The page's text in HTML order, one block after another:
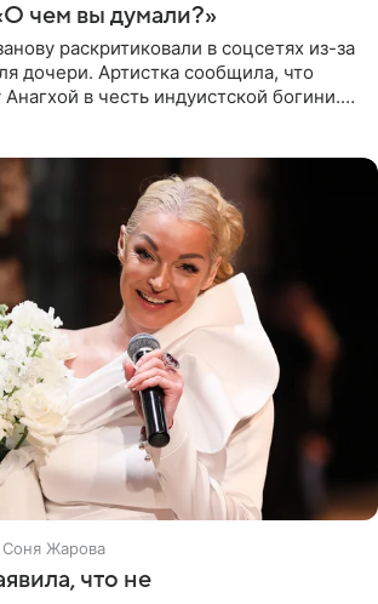
чем вы думали?»
раскритиковали в соцсетях из-за
дочери. Артистка сообщила, что
Анагхой в честь индуистской богини.
Соня Жарова
что не